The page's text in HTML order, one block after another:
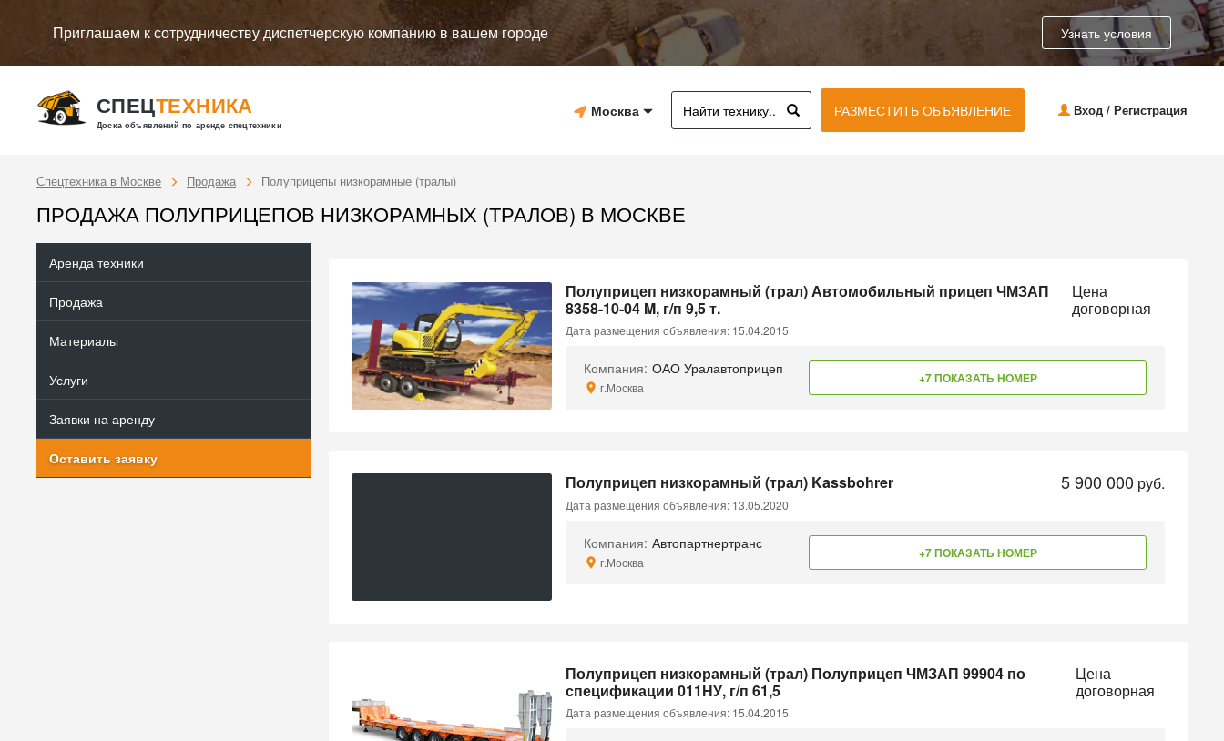
Приглашаем к сотрудничеству диспетчерскую компанию в вашем городе Узнать условия
СПЕЦТЕХНИКА
Доска объявлений по аренде спецтехники
Москва РАЗМЕСТИТЬ ОБЪЯВЛЕНИЕ Вход / Регистрация
Спецтехника в Москве Продажа Полуприцепы низкорамные (тралы)
ПРОДАЖА ПОЛУПРИЦЕПОВ НИЗКОРАМНЫХ (ТРАЛОВ) В МОСКВЕ
Аренда техники
Продажа
Материалы
Услуги
Заявки на аренду
Оставить заявку
Полуприцеп низкорамный (трал) Автомобильный прицеп ЧМЗАП
8358-10-04 M, г/п 9,5 т.
Цена
договорная
Дата размещения объявления: 15.04.2015
Компания: ОАО Уралавтоприцеп
г.Москва
+7 ПОКАЗАТЬ НОМЕР
Полуприцеп низкорамный (трал) Kassbohrer 5 900 000 руб.
Дата размещения объявления: 13.05.2020
Компания: Автопартнертранс
г.Москва
+7 ПОКАЗАТЬ НОМЕР
Полуприцеп низкорамный (трал) Полуприцеп ЧМЗАП 99904 по
спецификации 011НУ, г/п 61,5
Цена
договорная
Дата размещения объявления: 15.04.2015